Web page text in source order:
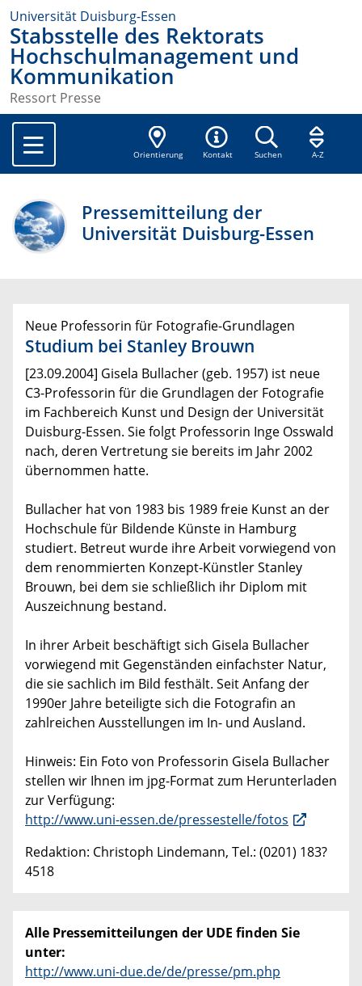
Universität Duisburg-Essen
Stabsstelle des Rektorats
Hochschulmanagement und
Kommunikation
Ressort Presse
Orientierung Kontakt Suchen A-Z
Pressemitteilung der
Universität Duisburg-Essen
Neue Professorin für Fotografie-Grundlagen
Studium bei Stanley Brouwn
[23.09.2004] Gisela Bullacher (geb. 1957) ist neue
C3-Professorin für die Grundlagen der Fotografie
im Fachbereich Kunst und Design der Universität
Duisburg-Essen. Sie folgt Professorin Inge Osswald
nach, deren Vertretung sie bereits im Jahr 2002
übernommen hatte.
Bullacher hat von 1983 bis 1989 freie Kunst an der
Hochschule für Bildende Künste in Hamburg
studiert. Betreut wurde ihre Arbeit vorwiegend von
dem renommierten Konzept-Künstler Stanley
Brouwn, bei dem sie schließlich ihr Diplom mit
Auszeichnung bestand.
In ihrer Arbeit beschäftigt sich Gisela Bullacher
vorwiegend mit Gegenständen einfachster Natur,
die sie sachlich im Bild festhält. Seit Anfang der
1990er Jahre beteiligte sich die Fotografin an
zahlreichen Ausstellungen im In- und Ausland.
Hinweis: Ein Foto von Professorin Gisela Bullacher
stellen wir Ihnen im jpg-Format zum Herunterladen
zur Verfügung:
http://www.uni-essen.de/pressestelle/fotos
Redaktion: Christoph Lindemann, Tel.: (0201) 183?
4518
Alle Pressemitteilungen der UDE finden Sie
unter:
http://www.uni-due.de/de/presse/pm.php